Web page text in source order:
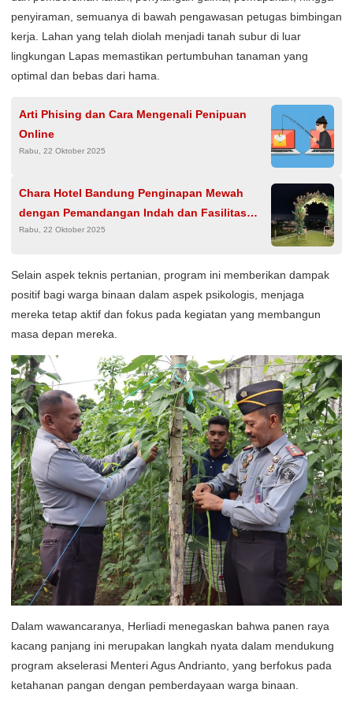
penyiraman, semuanya di bawah pengawasan petugas bimbingan
kerja. Lahan yang telah diolah menjadi tanah subur di luar
lingkungan Lapas memastikan pertumbuhan tanaman yang
optimal dan bebas dari hama.
Arti Phising dan Cara Mengenali Penipuan
Online
Rabu, 22 Oktober 2025
Chara Hotel Bandung Penginapan Mewah
dengan Pemandangan Indah dan Fasilitas
Lengkap
Rabu, 22 Oktober 2025
Selain aspek teknis pertanian, program ini memberikan dampak
positif bagi warga binaan dalam aspek psikologis, menjaga
mereka tetap aktif dan fokus pada kegiatan yang membangun
masa depan mereka.
Dalam wawancaranya, Herliadi menegaskan bahwa panen raya
kacang panjang ini merupakan langkah nyata dalam mendukung
program akselerasi Menteri Agus Andrianto, yang berfokus pada
ketahanan pangan dengan pemberdayaan warga binaan.